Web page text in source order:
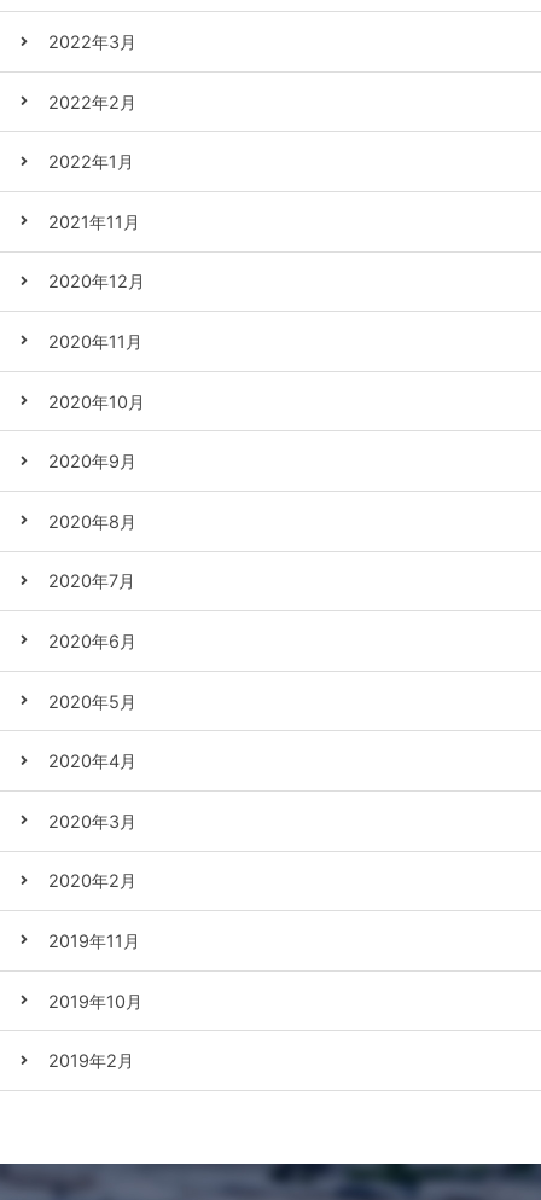
2022年3月
2022年2月
2022年1月
2021年11月
2020年12月
2020年11月
2020年10月
2020年9月
2020年8月
2020年7月
2020年6月
2020年5月
2020年4月
2020年3月
2020年2月
2019年11月
2019年10月
2019年2月